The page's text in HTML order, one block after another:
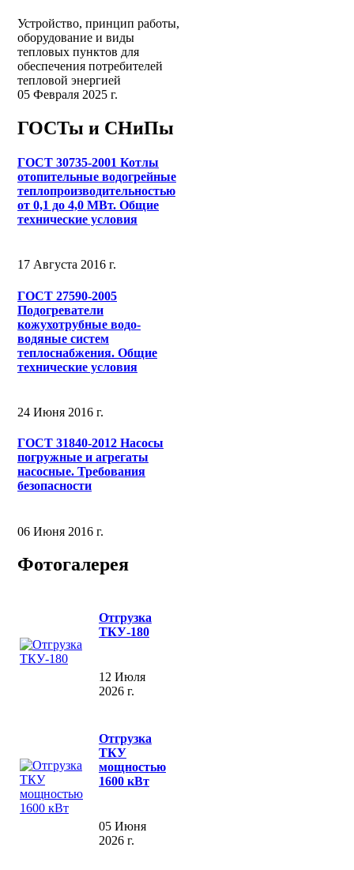
Устройство, принцип работы,
оборудование и виды
тепловых пунктов для
обеспечения потребителей
тепловой энергией
05 Февраля 2025 г.
ГОСТы и СНиПы
ГОСТ 30735-2001 Котлы
отопительные водогрейные
теплопроизводительностью
от 0,1 до 4,0 МВт. Общие
технические условия
17 Августа 2016 г.
ГОСТ 27590-2005
Подогреватели
кожухотрубные водо-
водяные систем
теплоснабжения. Общие
технические условия
24 Июня 2016 г.
ГОСТ 31840-2012 Насосы
погружные и агрегаты
насосные. Требования
безопасности
06 Июня 2016 г.
Фотогалерея
Отгрузка
ТКУ-180
12 Июля
2026 г.
Отгрузка
ТКУ
мощностью
1600 кВт
05 Июня
2026 г.